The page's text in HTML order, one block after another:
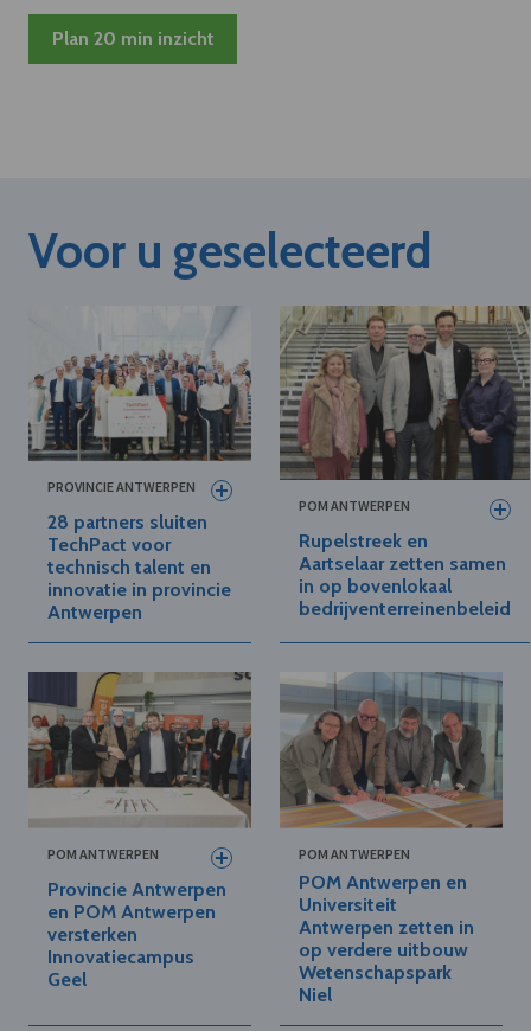
Plan 20 min inzicht
Voor u geselecteerd
PROVINCIE ANTWERPEN
28 partners sluiten
TechPact voor
technisch talent en
innovatie in provincie
Antwerpen
POM ANTWERPEN
Rupelstreek en
Aartselaar zetten samen
in op bovenlokaal
bedrijventerreinenbeleid
POM ANTWERPEN
Provincie Antwerpen
en POM Antwerpen
versterken
Innovatiecampus
Geel
POM ANTWERPEN
POM Antwerpen en
Universiteit
Antwerpen zetten in
op verdere uitbouw
Wetenschapspark
Niel